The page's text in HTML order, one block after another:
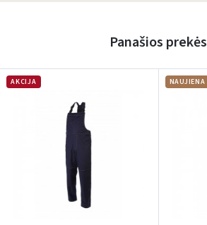
Panašios prekės
AKCIJA NAUJIENA